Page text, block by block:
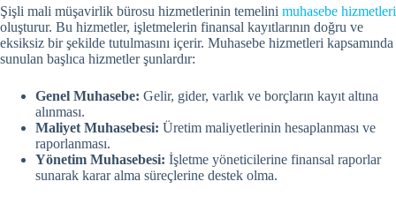
Şişli mali müşavirlik bürosu hizmetlerinin temelini muhasebe hizmetleri
oluşturur. Bu hizmetler, işletmelerin finansal kayıtlarının doğru ve
eksiksiz bir şekilde tutulmasını içerir. Muhasebe hizmetleri kapsamında
sunulan başlıca hizmetler şunlardır:
Genel Muhasebe: Gelir, gider, varlık ve borçların kayıt altına
alınması.
Maliyet Muhasebesi: Üretim maliyetlerinin hesaplanması ve
raporlanması.
Yönetim Muhasebesi: İşletme yöneticilerine finansal raporlar
sunarak karar alma süreçlerine destek olma.